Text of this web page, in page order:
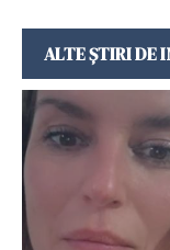
ALTE ȘTIRI DE